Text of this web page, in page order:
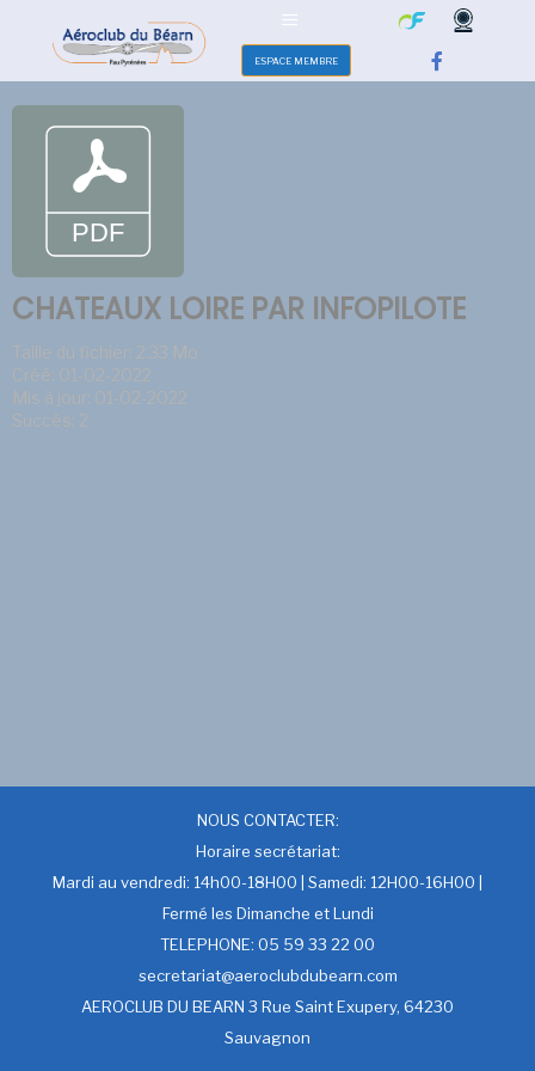
ESPACE MEMBRE
CHATEAUX LOIRE PAR INFOPILOTE
Taille du fichier: 2.33 Mo
Créé: 01-02-2022
Mis à jour: 01-02-2022
Succès: 2
NOUS CONTACTER:
Horaire secrétariat:
Mardi au vendredi: 14h00-18H00 | Samedi: 12H00-16H00 |
Fermé les Dimanche et Lundi
TELEPHONE: 05 59 33 22 00
secretariat@aeroclubdubearn.com
AEROCLUB DU BEARN 3 Rue Saint Exupery, 64230
Sauvagnon